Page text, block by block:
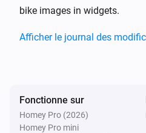
Range changed
cowboy
Last trip distance
bike images in widgets.
Afficher le journal des
Fonctionne sur
Homey Pro (2026)
Homey Pro mini